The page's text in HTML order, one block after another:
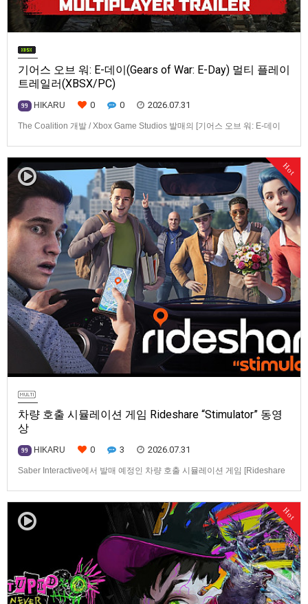
기어스 오브 워: E-데이(Gears of War: E-Day) 멀티 플레이
트레일러(XBSX/PC)
99 HIKARU 0 0 2026.07.31
The Coalition 개발 / Xbox Game Studios 발매의 [기어스 오브 워: E-데이
Hot
차량 호출 시뮬레이션 게임 Rideshare “Stimulator” 동영
상
99 HIKARU 0 3 2026.07.31
Saber Interactive에서 발매 예정인 차량 호출 시뮬레이션 게임 [Rideshare
을 운영하는 드라이버가 되어라'Rideshare "Stimulat…
Hot